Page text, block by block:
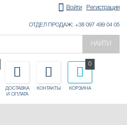
Войти Регистрация
ОТДЕЛ ПРОДАЖ: +38 097 499 04 05
НАЙТИ
ДОСТАВКА
И ОПЛАТА
КОНТАКТЫ КОРЗИНА
0